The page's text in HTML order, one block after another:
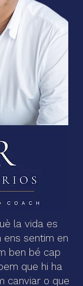
la vida es
ens sentim en
ben bé cap
que hi ha
canviar o que